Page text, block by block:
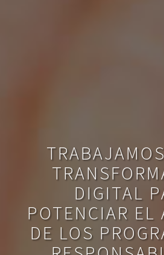
DIGITAL
POTENCIAR EL
DE LOS